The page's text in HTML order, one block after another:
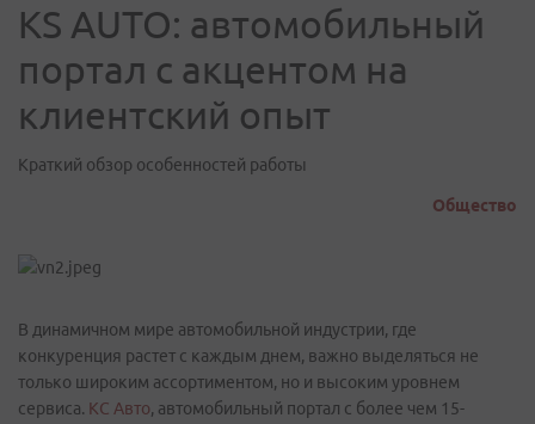
KS AUTO: автомобильный
портал с акцентом на
клиентский опыт
Краткий обзор особенностей работы
Общество
В динамичном мире автомобильной индустрии, где
конкуренция растет с каждым днем, важно выделяться не
только широким ассортиментом, но и высоким уровнем
сервиса. КС Авто, автомобильный портал с более чем 15-